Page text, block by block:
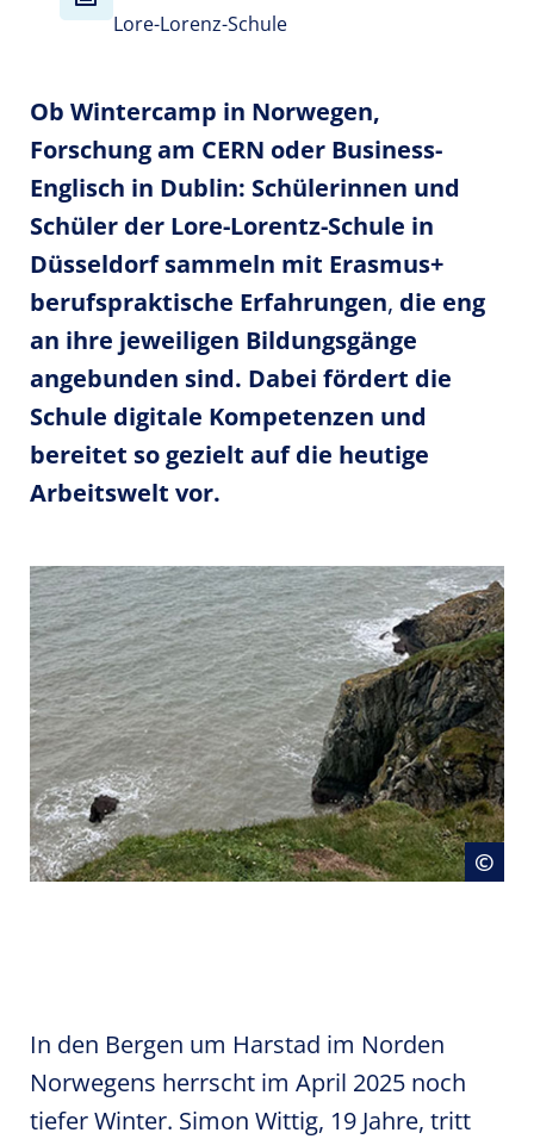
Lore-Lorenz-Schule
Ob Wintercamp in Norwegen,
Forschung am CERN oder Business-
Englisch in Dublin: Schülerinnen und
Schüler der Lore-Lorentz-Schule in
Düsseldorf sammeln mit Erasmus+
berufspraktische Erfahrungen, die eng
an ihre jeweiligen Bildungsgänge
angebunden sind. Dabei fördert die
Schule digitale Kompetenzen und
bereitet so gezielt auf die heutige
Arbeitswelt vor.
©
In den Bergen um Harstad im Norden
Norwegens herrscht im April 2025 noch
tiefer Winter. Simon Wittig, 19 Jahre, tritt